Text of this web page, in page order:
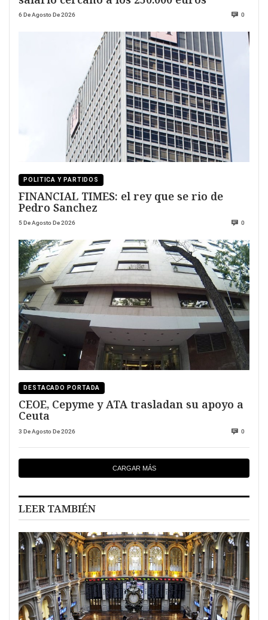
6 De Agosto De 2026 0
POLITICA Y PARTIDOS
FINANCIAL TIMES: el rey que se rio de
Pedro Sanchez
5 De Agosto De 2026 0
DESTACADO PORTADA
CEOE, Cepyme y ATA trasladan su apoyo a
Ceuta
3 De Agosto De 2026 0
CARGAR MÁS
LEER TAMBIÉN